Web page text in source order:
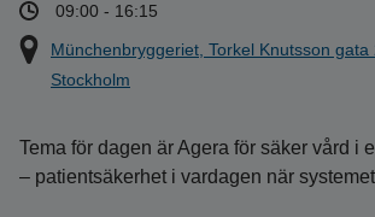
09:00 - 16:15
Münchenbryggeriet, Torkel Knutsson gata
Stockholm
Tema för dagen är Agera för säker vård i
– patientsäkerhet i vardagen när